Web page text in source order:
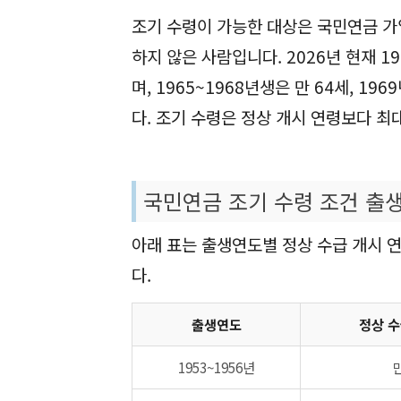
조기 수령이 가능한 대상은 국민연금
하지 않은 사람입니다. 2026년 현재
며, 1965~1968년생은 만 64세, 1969
다. 조기 수령은 정상 개시 연령보다
국민연금 조기 수령 조건 출
아래 표는 출생연도별 정상 수급 개시
다.
출생연도 정상
1953~1956년